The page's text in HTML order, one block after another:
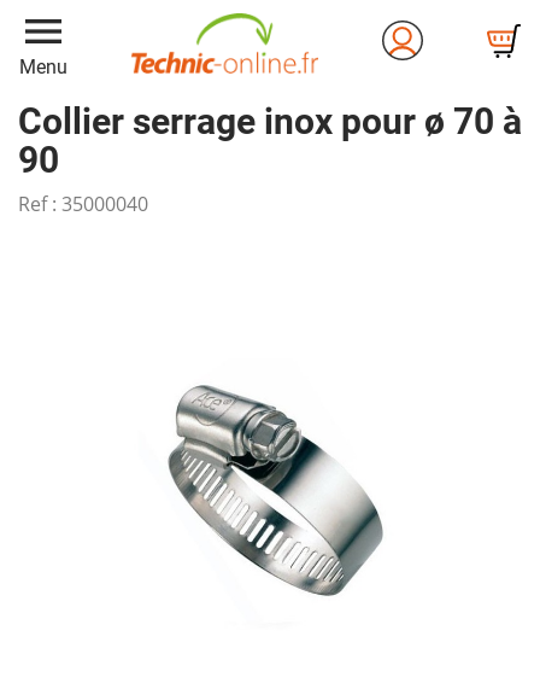
menu
Menu
Collier serrage inox pour ø 70 à
90
Ref : 35000040